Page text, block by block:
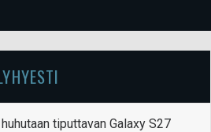
tiputtavan Galaxy S27